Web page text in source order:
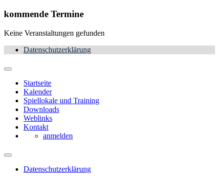
kommende Termine
Keine Veranstaltungen gefunden
Datenschutzerklärung
Startseite
Kalender
Spiellokale und Training
Downloads
Weblinks
Kontakt
anmelden
Datenschutzerklärung